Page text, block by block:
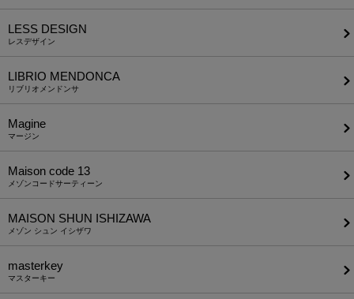
LESS DESIGN
レスデザイン
LIBRIO MENDONCA
リブリオメンドンサ
Magine
マージン
Maison code 13
メゾンコードサーティーン
MAISON SHUN ISHIZAWA
メゾン シュン イシザワ
masterkey
マスターキー